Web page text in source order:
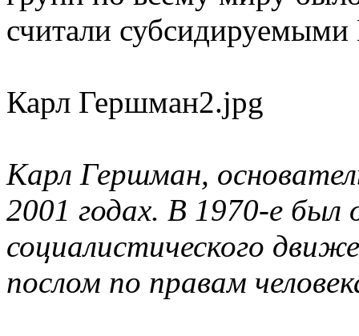
считали
Карл Гершман2.jpg
Карл Гершман,
2001 годах. В 1970-е был
социалистического
послом по правам